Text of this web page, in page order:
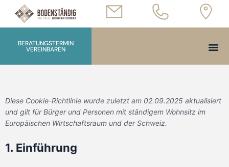
BERATUNGSTERMIN
VEREINBAREN
Diese Cookie-Richtlinie wurde zuletzt am 02.09.2025 aktualisiert
und gilt für Bürger und Personen mit ständigem Wohnsitz im
Europäischen Wirtschaftsraum und der Schweiz.
1. Einführung